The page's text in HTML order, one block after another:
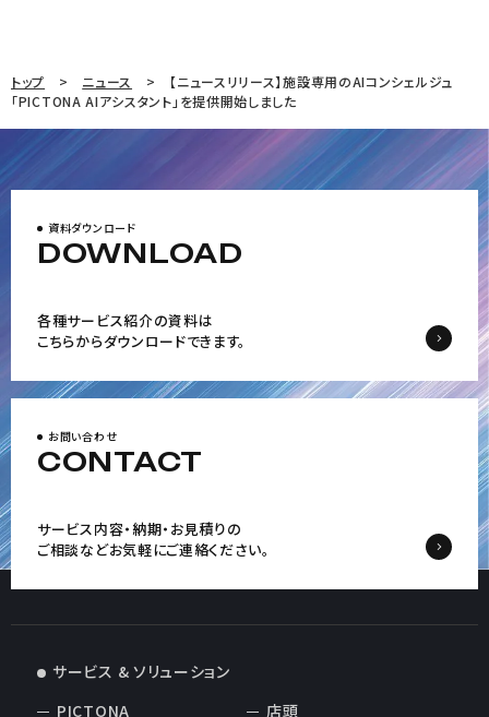
トップ ニュース
【ニュースリリース】施設専用のAIコンシェルジュ
「PICTONA AIアシスタント」を提供開始しました
資料ダウンロード
DOWNLOAD
各種サービス紹介の資料は
こちらからダウンロードできます。
お問い合わせ
CONTACT
サービス内容・納期・お見積りの
ご相談などお気軽にご連絡ください。
サービス & ソリューション
PICTONA
店頭